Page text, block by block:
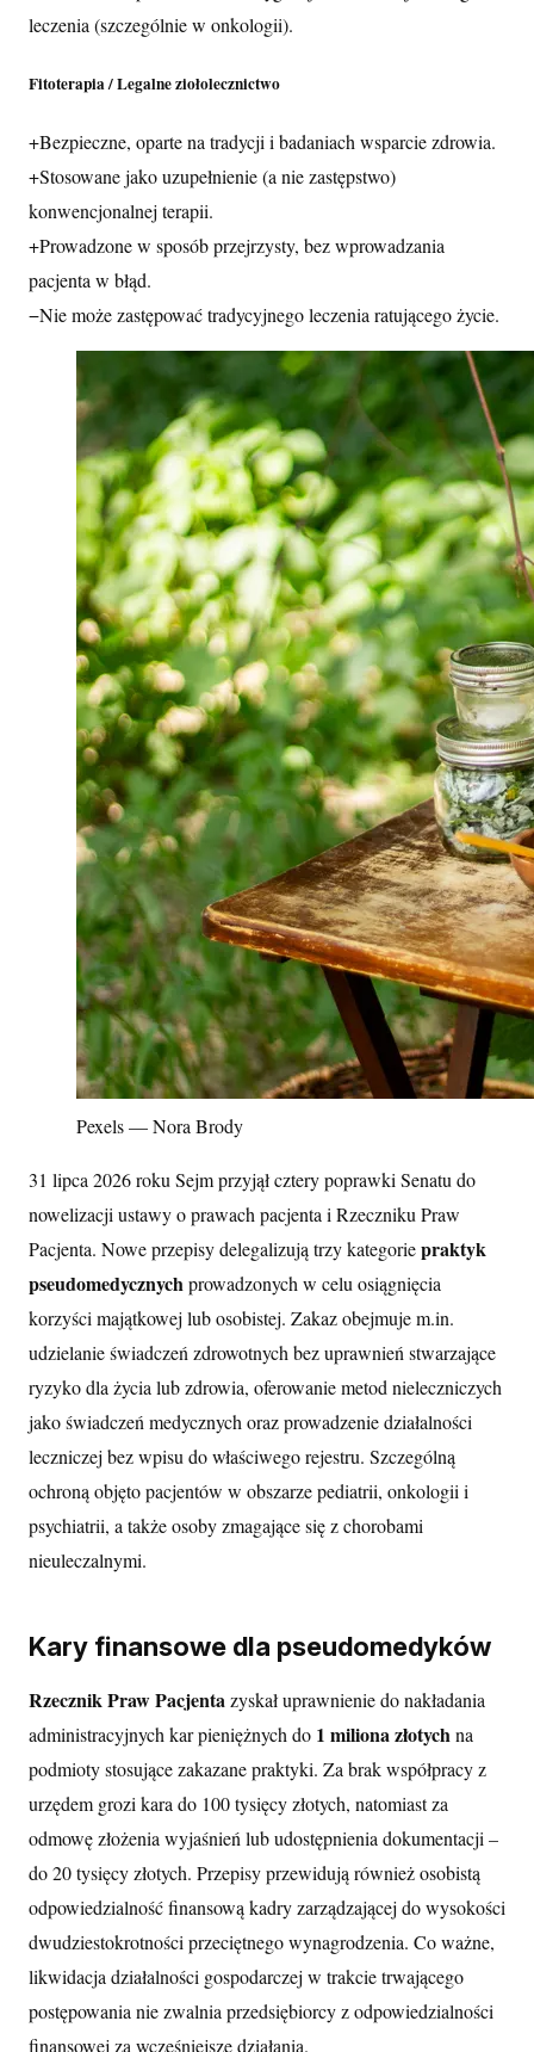
leczenia (szczególnie w onkologii).
Fitoterapia / Legalne ziołolecznictwo
+Bezpieczne, oparte na tradycji i badaniach wsparcie zdrowia.
+Stosowane jako uzupełnienie (a nie zastępstwo)
konwencjonalnej terapii.
+Prowadzone w sposób przejrzysty, bez wprowadzania
pacjenta w błąd.
−Nie może zastępować tradycyjnego leczenia ratującego życie.
Pexels — Nora Brody
31 lipca 2026 roku Sejm przyjął cztery poprawki Senatu do
nowelizacji ustawy o prawach pacjenta i Rzeczniku Praw
Pacjenta. Nowe przepisy delegalizują trzy kategoriepraktyk
pseudomedycznychprowadzonych w celu osiągnięcia
korzyści majątkowej lub osobistej. Zakaz obejmuje m.in.
udzielanie świadczeń zdrowotnych bez uprawnień stwarzające
ryzyko dla życia lub zdrowia, oferowanie metod nieleczniczych
jako świadczeń medycznych oraz prowadzenie działalności
leczniczej bez wpisu do właściwego rejestru. Szczególną
ochroną objęto pacjentów w obszarze pediatrii, onkologii i
psychiatrii, a także osoby zmagające się z chorobami
nieuleczalnymi.
Kary finansowe dla pseudomedyków
Rzecznik Praw Pacjentazyskał uprawnienie do nakładania
administracyjnych kar pieniężnych do 1 miliona złotychna
podmioty stosujące zakazane praktyki. Za brak współpracy z
urzędem grozi kara do 100 tysięcy złotych, natomiast za
odmowę złożenia wyjaśnień lub udostępnienia dokumentacji –
do 20 tysięcy złotych. Przepisy przewidują również osobistą
odpowiedzialność finansową kadry zarządzającej do wysokości
dwudziestokrotności przeciętnego wynagrodzenia. Co ważne,
likwidacja działalności gospodarczej w trakcie trwającego
postępowania nie zwalnia przedsiębiorcy z odpowiedzialności
finansowej za wcześniejsze działania.